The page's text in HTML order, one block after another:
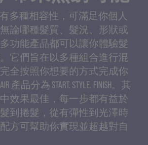
有多種相容性，可滿足你個人
論哪種髮質、髮況、形狀或
功能產品都可以讓你體驗髮
它們旨在以多種組合進行混
全按照你想要的方式完成你
產品分為 START. STYLE. FINISH。其
效果最佳，每一步都有益於
到捲髮，從有彈性到光澤時
方可幫助你實現並超越對自